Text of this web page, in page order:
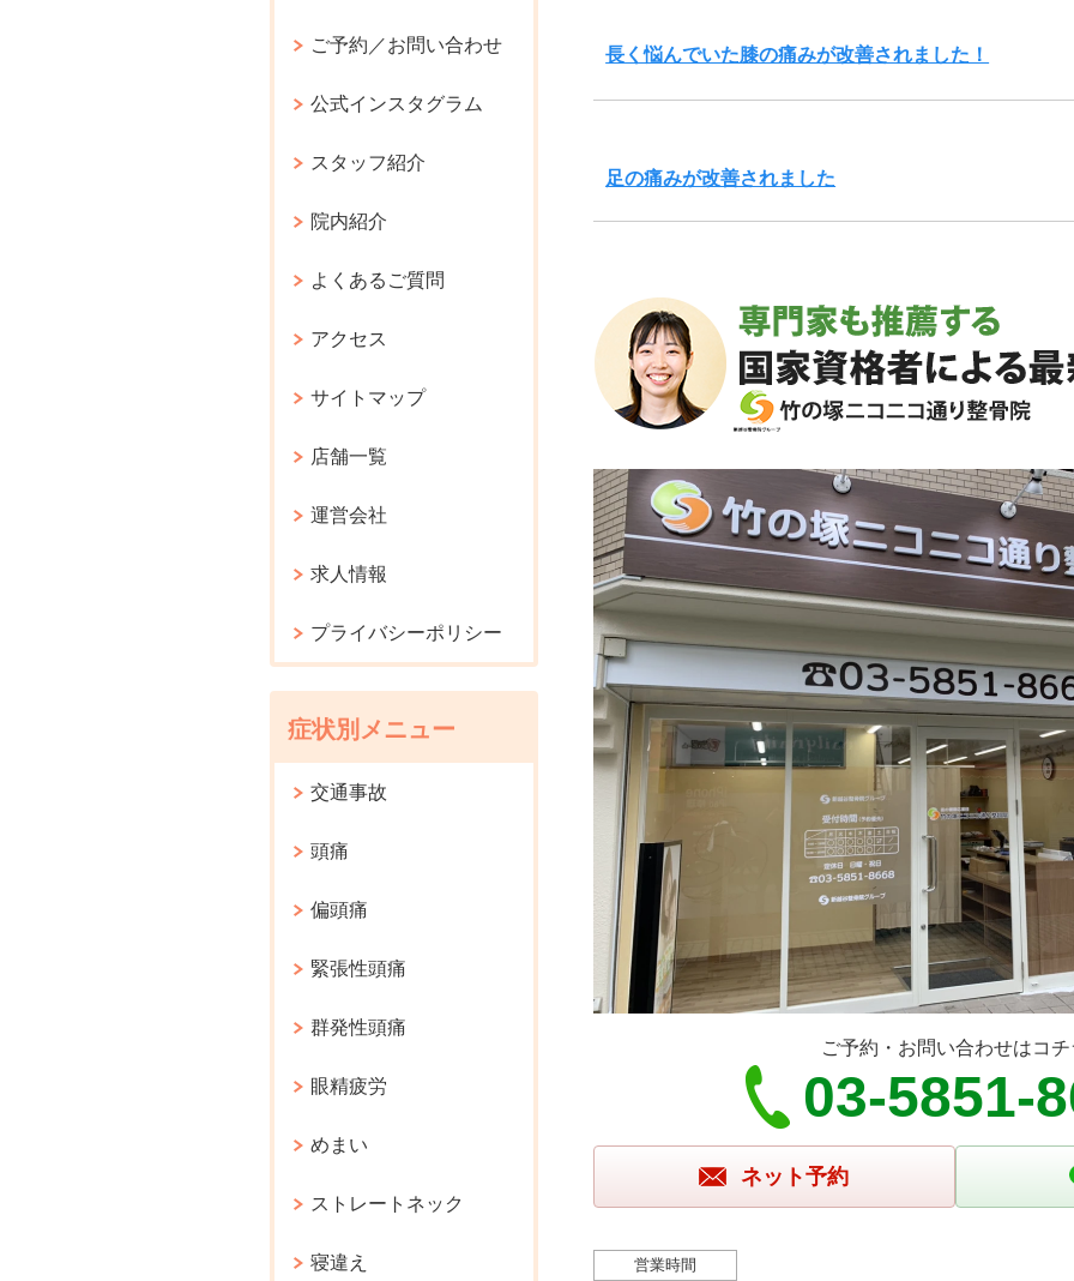
長く悩んでいた膝の痛みが改善されました！
足の痛みが改善されました
ご予約・お問い合わせはコ
03-5851-
ネット予約
営業時間
ご予約／お問い合わせ
公式インスタグラム
スタッフ紹介
院内紹介
よくあるご質問
アクセス
サイトマップ
店舗一覧
運営会社
求人情報
プライバシーポリシー
症状別メニュー
交通事故
頭痛
偏頭痛
緊張性頭痛
群発性頭痛
眼精疲労
めまい
ストレートネック
寝違え